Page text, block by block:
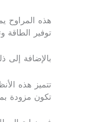
هذه المراوح
توفير الطاقة
بالإضافة إلى
تتميز هذه
تكون مزودة